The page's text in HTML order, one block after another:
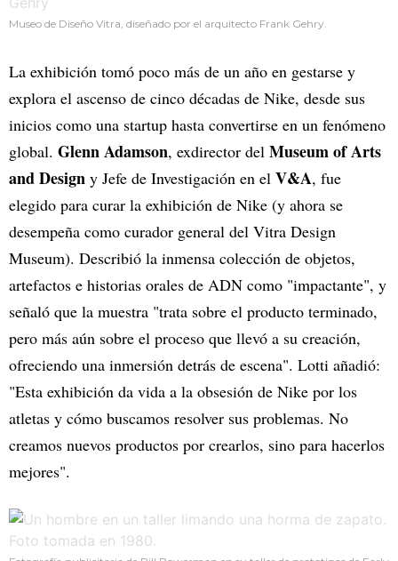
Museo de Diseño Vitra, diseñado por el arquitecto Frank Gehry.
La exhibición tomó poco más de un año en gestarse y
explora el ascenso de cinco décadas de Nike, desde sus
inicios como una startup hasta convertirse en un fenómeno
global. Glenn Adamson, exdirector del Museum of Arts
and Design y Jefe de Investigación en el V&A, fue
elegido para curar la exhibición de Nike (y ahora se
desempeña como curador general del Vitra Design
Museum). Describió la inmensa colección de objetos,
artefactos e historias orales de ADN como "impactante", y
señaló que la muestra "trata sobre el producto terminado,
pero más aún sobre el proceso que llevó a su creación,
ofreciendo una inmersión detrás de escena". Lotti añadió:
"Esta exhibición da vida a la obsesión de Nike por los
atletas y cómo buscamos resolver sus problemas. No
creamos nuevos productos por crearlos, sino para hacerlos
mejores".